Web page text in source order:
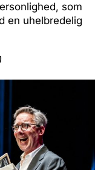
som
en uhelbredelig